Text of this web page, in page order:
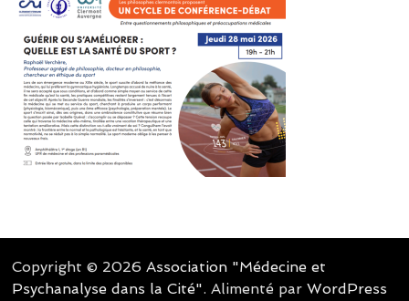
Copyright © 2026 Association "Médecine et
Psychanalyse dans la Cité". Alimenté par WordPress